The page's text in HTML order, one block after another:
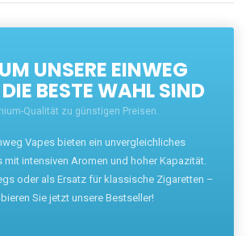
UNSERE EINWEG
BESTE WAHL SIND
Qualität zu günstigen Preisen.
Vapes bieten ein unvergleichliches
intensiven Aromen und hoher Kapazität.
oder als Ersatz für klassische Zigaretten –
Sie jetzt unsere Bestseller!